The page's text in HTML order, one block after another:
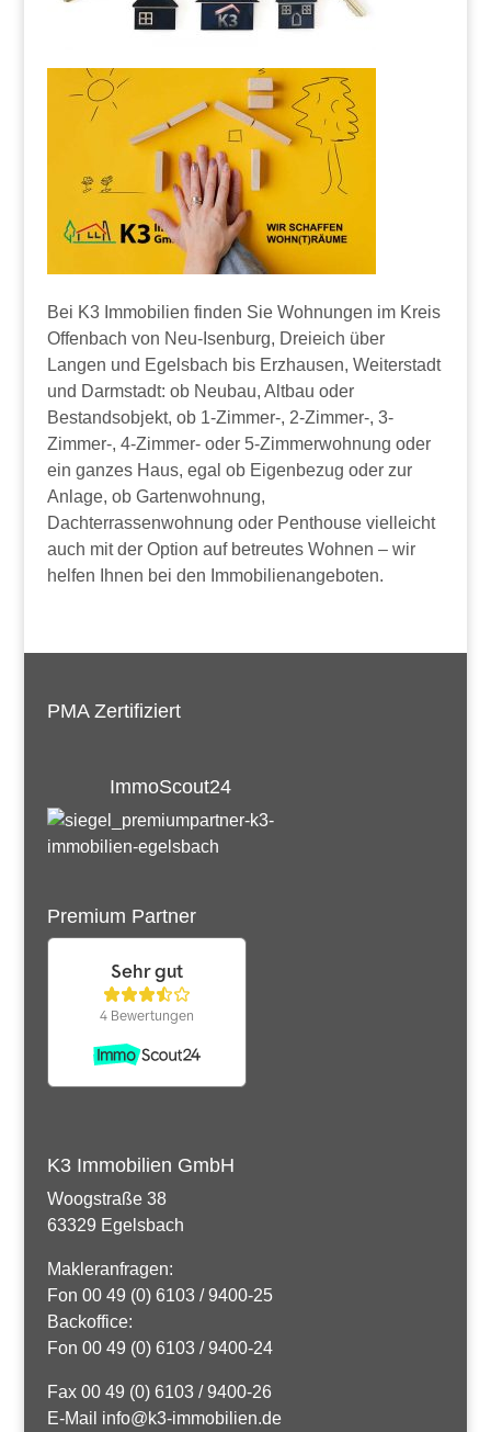
Bei K3 Immobilien finden Sie Wohnungen im Kreis
Offenbach von Neu-Isenburg, Dreieich über
Langen und Egelsbach bis Erzhausen, Weiterstadt
und Darmstadt: ob Neubau, Altbau oder
Bestandsobjekt, ob 1-Zimmer-, 2-Zimmer-, 3-
Zimmer-, 4-Zimmer- oder 5-Zimmerwohnung oder
ein ganzes Haus, egal ob Eigenbezug oder zur
Anlage, ob Gartenwohnung,
Dachterrassenwohnung oder Penthouse vielleicht
auch mit der Option auf betreutes Wohnen – wir
helfen Ihnen bei den Immobilienangeboten.
PMA Zertifiziert
ImmoScout24
Premium Partner
K3 Immobilien GmbH
Woogstraße 38
63329 Egelsbach
Makleranfragen:
Fon 00 49 (0) 6103 / 9400-25
Backoffice:
Fon 00 49 (0) 6103 / 9400-24
Fax 00 49 (0) 6103 / 9400-26
E-Mail info@k3-immobilien.de